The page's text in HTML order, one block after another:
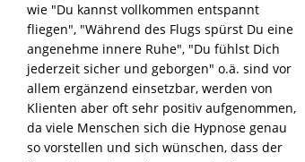
wie "Du kannst vollkommen entspannt
fliegen", "Während des Flugs spürst Du eine
angenehme innere Ruhe", "Du fühlst Dich
jederzeit sicher und geborgen" o.ä. sind vor
allem ergänzend einsetzbar, werden von
Klienten aber oft sehr positiv aufgenommen,
da viele Menschen sich die Hypnose genau
so vorstellen und sich wünschen, dass der